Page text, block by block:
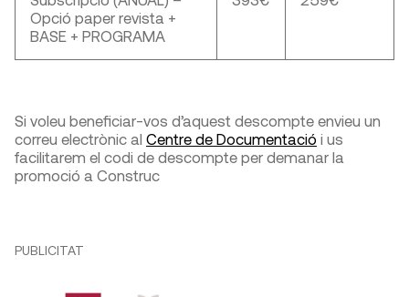
Opció paper revista +
BASE + PROGRAMA
Si voleu beneficiar-vos d’aquest descompte envieu un
correu electrònic al Centre de Documentació i us
facilitarem el codi de descompte per demanar la
promoció a Construc
PUBLICITAT